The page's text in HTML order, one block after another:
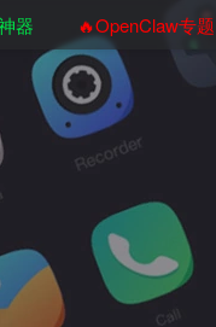
器 🔥OpenClaw专题